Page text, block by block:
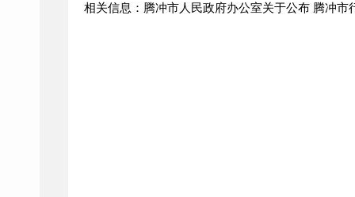
相关信息：腾冲市人民政府办公室关于公布 腾冲